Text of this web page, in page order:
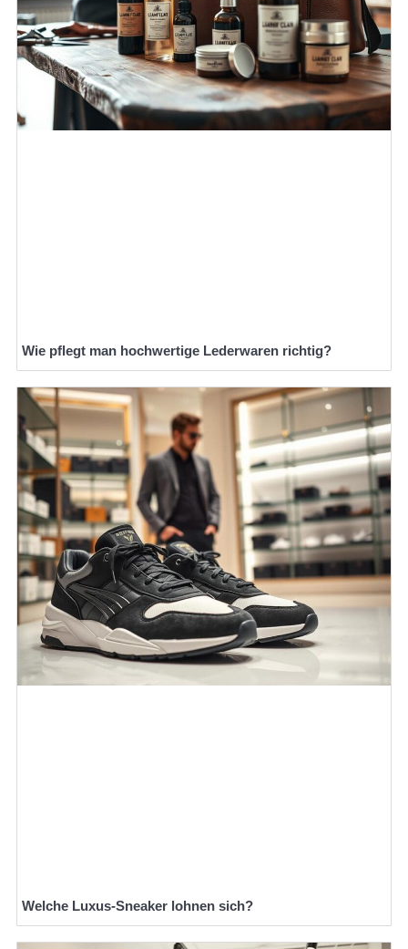
Wie pflegt man hochwertige Lederwaren richtig?
Welche Luxus-Sneaker lohnen sich?